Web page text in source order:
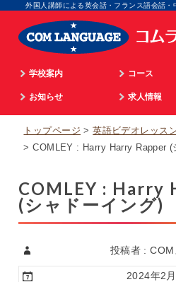
外国人講師による英会話・フランス語会話
学校案内
学院長のご挨拶
企業情報
アクセス
個人情報取扱
コース
通学
オンライン
お知らせ
英語ビデオレッスン
合格実績
生徒の体験談
求人情報
広告担当
スクール事
外国語講師
トップページ
英語ビデオレッス
COMLEY : Harry Harry Rapper (
COMLEY : Harry
(シャドーイング)
投稿者 : COM
2024年2